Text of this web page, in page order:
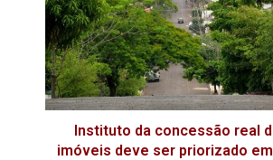
Instituto da concessão real
imóveis deve ser priorizado